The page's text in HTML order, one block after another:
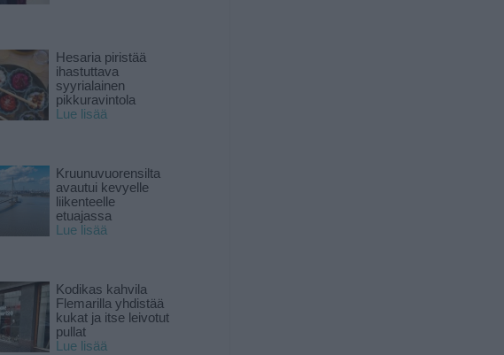
Hesaria piristää
ihastuttava
syyrialainen
pikkuravintola
Lue lisää
Kruunuvuorensilta
avautui kevyelle
liikenteelle
etuajassa
Lue lisää
Kodikas kahvila
Flemarilla yhdistää
kukat ja itse leivotut
pullat
Lue lisää